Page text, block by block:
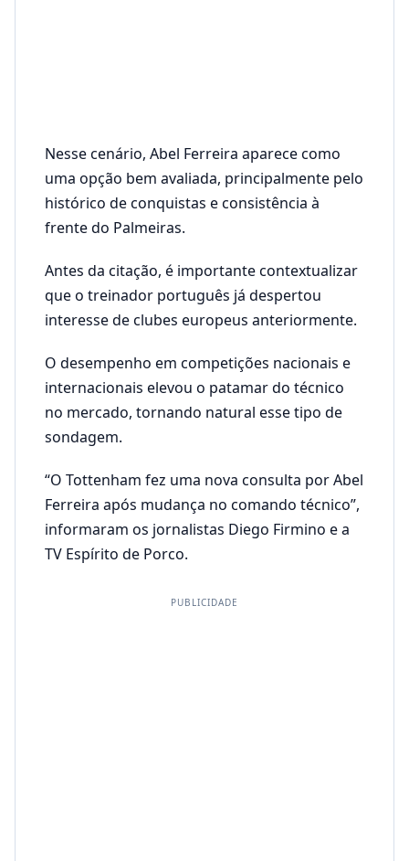
Nesse cenário, Abel Ferreira aparece como
uma opção bem avaliada, principalmente pelo
histórico de conquistas e consistência à
frente do Palmeiras.
Antes da citação, é importante contextualizar
que o treinador português já despertou
interesse de clubes europeus anteriormente.
O desempenho em competições nacionais e
internacionais elevou o patamar do técnico
no mercado, tornando natural esse tipo de
sondagem.
“O Tottenham fez uma nova consulta por Abel
Ferreira após mudança no comando técnico”,
informaram os jornalistas Diego Firmino e a
TV Espírito de Porco.
PUBLICIDADE